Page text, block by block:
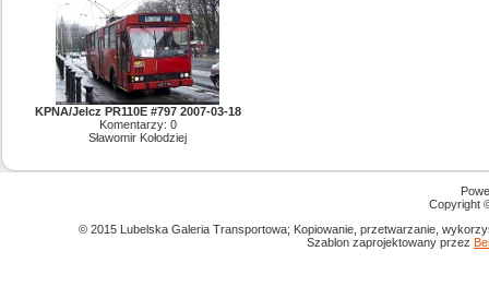
KPNA/Jelcz PR110E #797 2007-03-18
Komentarzy: 0
Sławomir Kołodziej
Copyright
© 2015 Lubelska Galeria Transportowa; Kopiowanie, przetwarzanie,
Szablon zaprojektowany przez